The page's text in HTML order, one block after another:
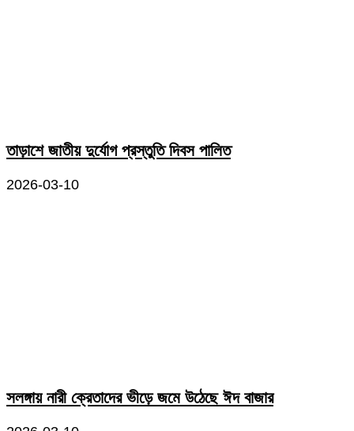
তাড়াশে জাতীয় দুর্যোগ প্রস্তুতি দিবস পালিত
2026-03-10
সলঙ্গায় নারী ক্রেতাদের ভীড়ে জমে উঠেছে ঈদ বাজার